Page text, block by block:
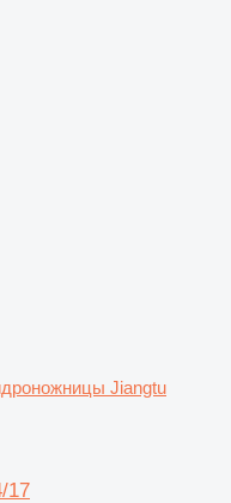
Jiangtu
17